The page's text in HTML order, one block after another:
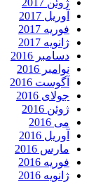
آوریل 2017
فوریه 2017
ژانویه 2017
دسامبر 2016
نوامبر 2016
آگوست 2016
جولای 2016
ژوئن 2016
می 2016
آوریل 2016
مارس 2016
فوریه 2016
ژانویه 2016